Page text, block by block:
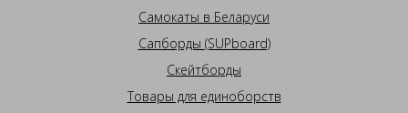
Самокаты в Беларуси
Сапборды (SUPboard)
Скейтборды
Товары для единоборств